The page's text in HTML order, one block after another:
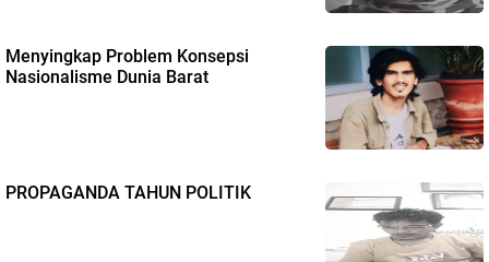
Menyingkap Problem Konsepsi
Nasionalisme Dunia Barat
PROPAGANDA TAHUN POLITIK